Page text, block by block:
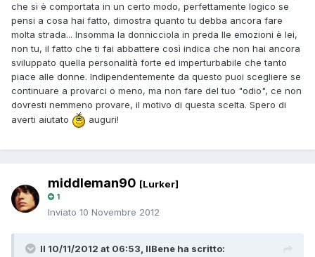
che si è comportata in un certo modo, perfettamente logico se
pensi a cosa hai fatto, dimostra quanto tu debba ancora fare
molta strada... Insomma la donnicciola in preda lle emozioni è lei,
non tu, il fatto che ti fai abbattere così indica che non hai ancora
sviluppato quella personalità forte ed imperturbabile che tanto
piace alle donne. Indipendentemente da questo puoi scegliere se
continuare a provarci o meno, ma non fare del tuo "odio", ce non
dovresti nemmeno provare, il motivo di questa scelta. Spero di
averti aiutato
auguri!
middleman90 [Lurker]
1
Inviato 10 Novembre 2012
Il 10/11/2012 at 06:53, IlBene ha scritto: